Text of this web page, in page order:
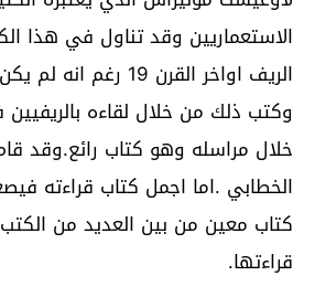
الاستعماريين وقد تناول في هذا
الريف اواخر القرن 19
وكتب ذلك من خلال لقاءه بالريفيين
خلال مراسله وهو كتاب رائع.وقد
الخطابي .اما اجمل كتاب قراءته
كتاب معين من بين العديد من الكتب
قراءتها.